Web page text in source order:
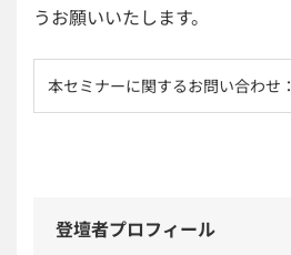
うお願いいたします。
本セミナーに関するお問い合わせ：
登壇者プロフィール